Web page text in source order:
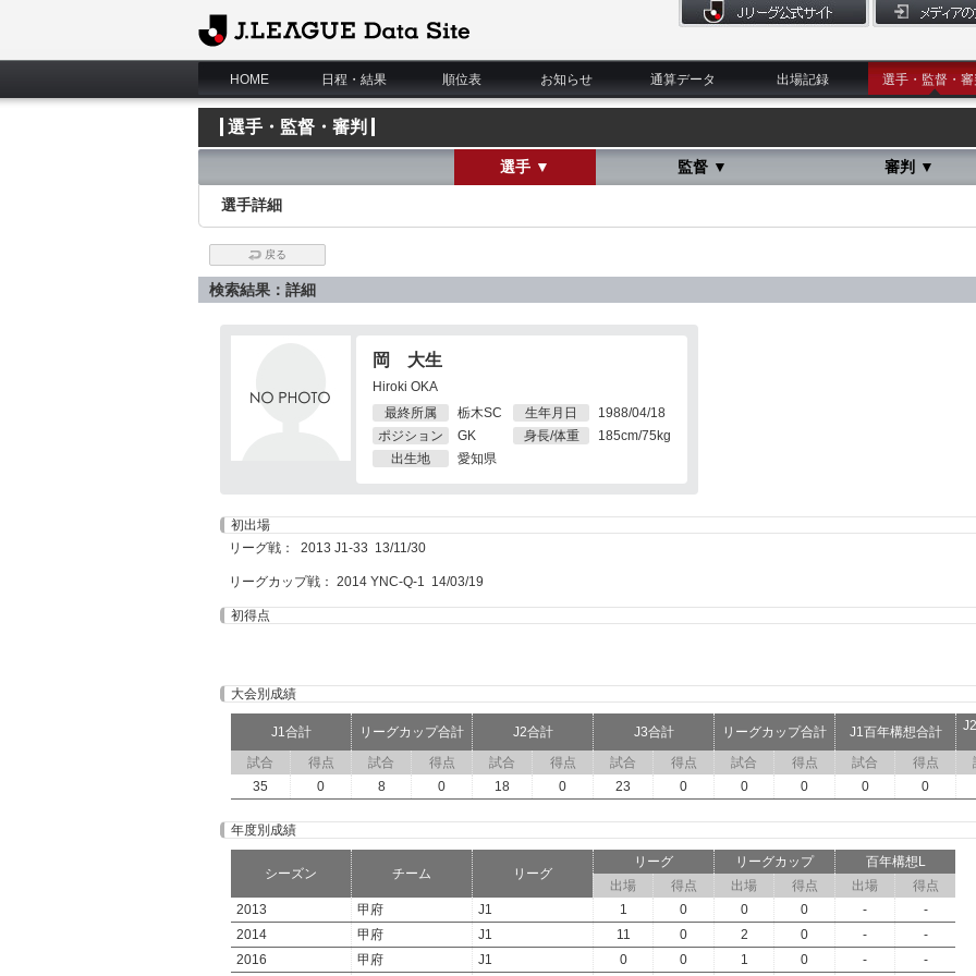
J.League Data Site
HOME
日程・結果 順位表 お知らせ 通算データ 出場記録 選手・監督・
選手・監督・審判
選手 ▼ 監督 ▼ 審判 ▼
選手詳細
戻る
検索結果：詳細
岡 大生
Hiroki OKA
最終所属
栃木SC
ポジション
GK
出生地
愛知県
生年月日
1988/04/18
身長/体重
185cm/75kg
初出場
リーグ戦： 2013 J1-33 13/11/30
リーグカップ戦： 2014 YNC-Q-1 14/03/19
初得点
大会別成績
J1合計 リーグカップ合計 J2合計 J3合計 リーグカップ合計 J1百年構想合計
試合 得点 試合 得点 試合 得点 試合 得点 試合 得点 試合 得点
35
0 8 0 18 0 23 0 0 0 0 0
年度別成績
シーズン チーム リーグ
リーグ リーグカップ
百年構想L
出場
得点 出場 得点 出場
得点
2013
甲府 J1 1 0 0 0 -
-
2014
甲府 J1 11 0 2 0 -
-
2016
甲府 J1 0 0 1 0 - -